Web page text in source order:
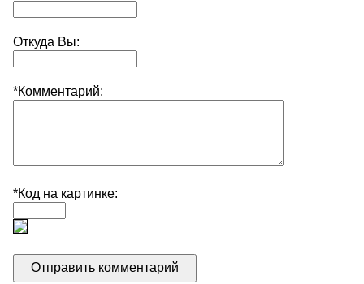
Откуда Вы:
*Комментарий:
*Код на картинке: